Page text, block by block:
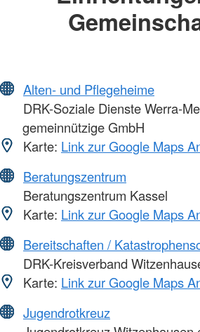
Alten- und Pflegeheime
DRK-Soziale Dienste Werra-
gemeinnützige GmbH
Karte: Link zur Google Maps
Beratungszentrum
Beratungszentrum Kassel
Karte: Link zur Google Maps
Bereitschaften /
DRK-Kreisverband
Karte: Link zur Google Maps
Jugendrotkreuz